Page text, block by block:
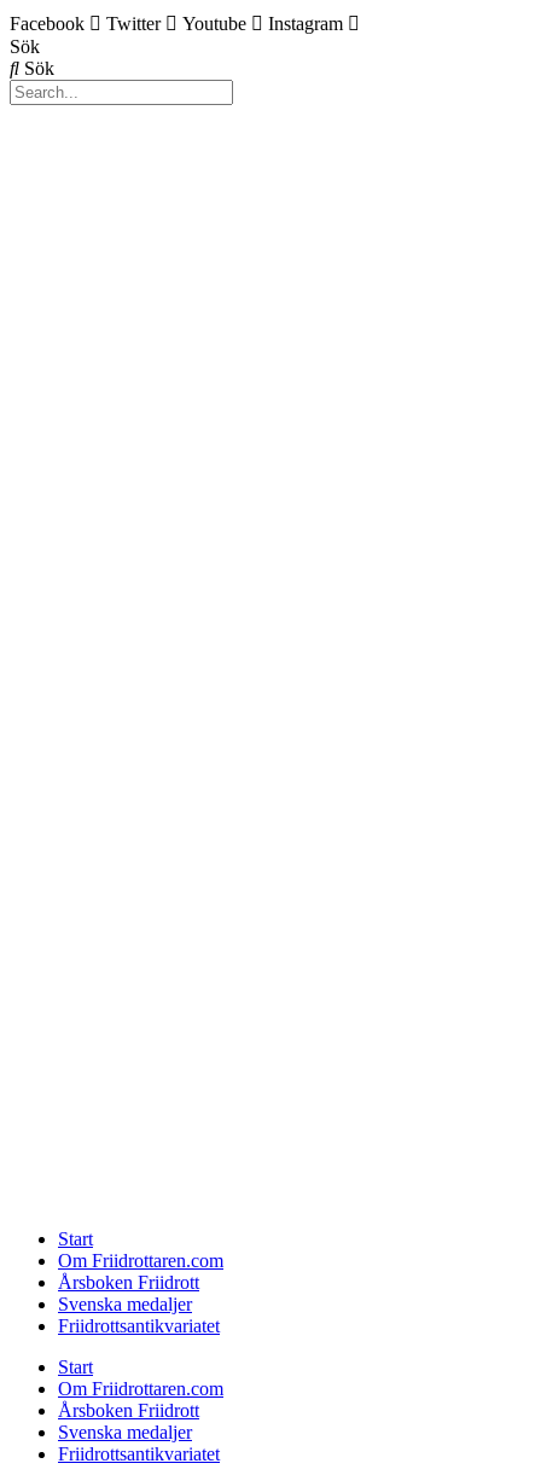
Facebook Twitter Youtube
Instagram
Sök
Sök
Start
Om Friidrottaren.com
Årsboken Friidrott
Svenska medaljer
Friidrottsantikvariatet
Start
Om Friidrottaren.com
Årsboken Friidrott
Svenska medaljer
Friidrottsantikvariatet